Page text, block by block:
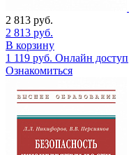
2 813 руб.
2 813 руб.
В корзину
1 119 руб. Онлайн доступ
Ознакомиться